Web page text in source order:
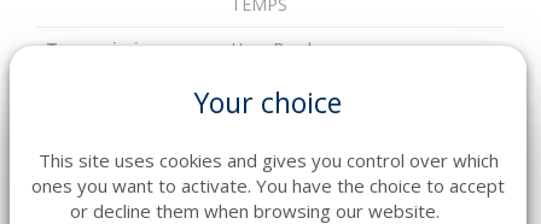
Transmission
Hors Bord
7
Number of
passengers
16
Your choice
This site uses cookies and gives you control over which
ones you want to activate. You have the choice to accept
or decline them when browsing our website.